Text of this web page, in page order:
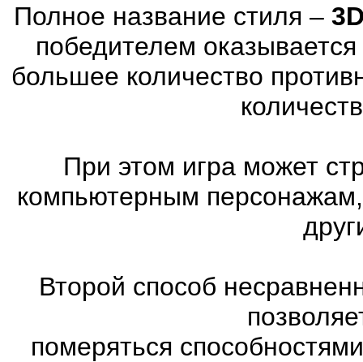
Полное название стиля –
победителем
большее количество
При этом игра может
компьютерным
Второй способ
померяться